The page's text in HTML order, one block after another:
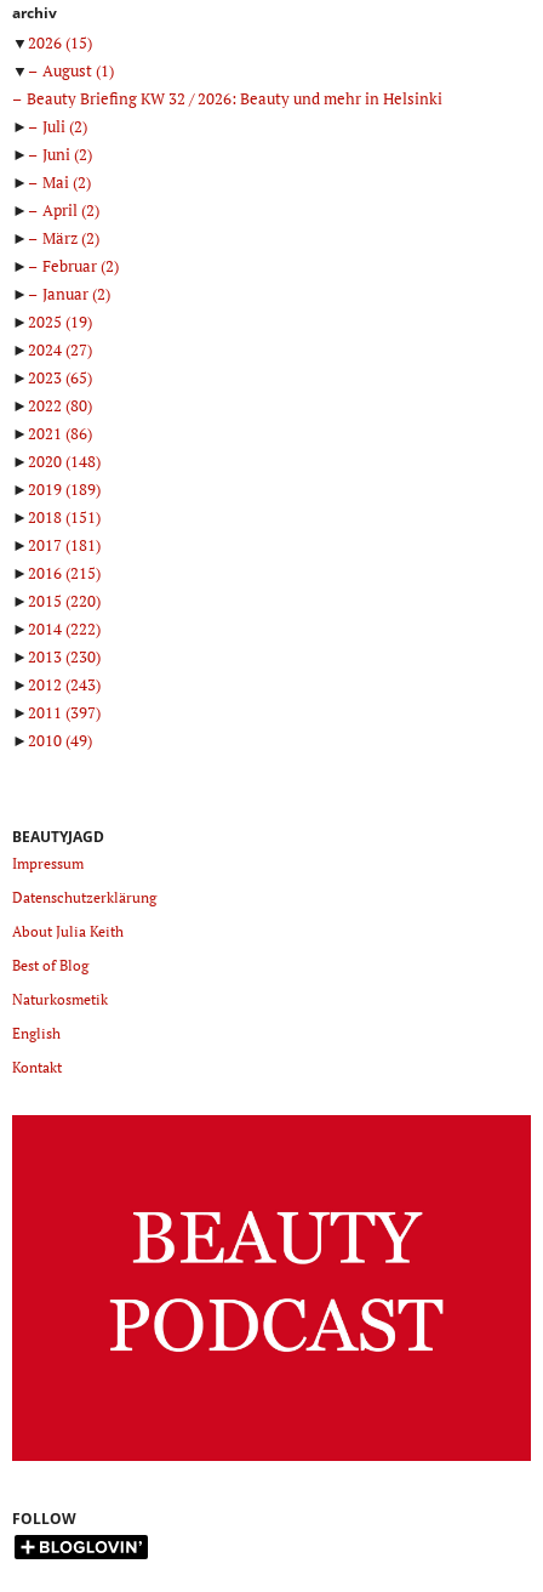
archiv
▼ 2026(15)
▼
August(1)
Beauty Briefing KW 32 / 2026: Beauty und mehr in Helsinki
►
Juli (2)
►
Juni (2)
►
Mai (2)
►
April (2)
►
März(2)
►
Februar(2)
►
Januar(2)
► 2025 (19)
► 2024(27)
► 2023(65)
► 2022 (80)
► 2021 (86)
► 2020(148)
► 2019(189)
► 2018(151)
► 2017(181)
► 2016(215)
► 2015 (220)
► 2014(222)
► 2013(230)
► 2012 (243)
► 2011 (397)
► 2010(49)
BEAUTYJAGD
Impressum
Datenschutzerklärung
About Julia Keith
Best of Blog
Naturkosmetik
English
Kontakt
FOLLOW